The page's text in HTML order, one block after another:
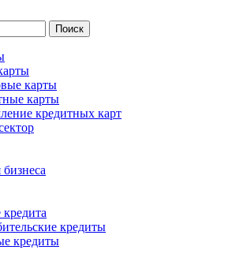
карты
карты
кредитных карт
кредиты
кредиты